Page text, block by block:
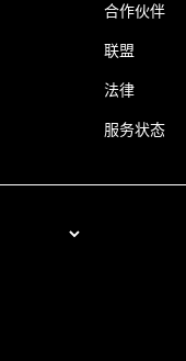
合作伙伴
联盟
法律
服务状态